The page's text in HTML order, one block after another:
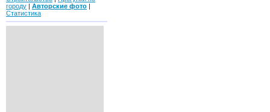
городу | Авторские фото |
Статистика